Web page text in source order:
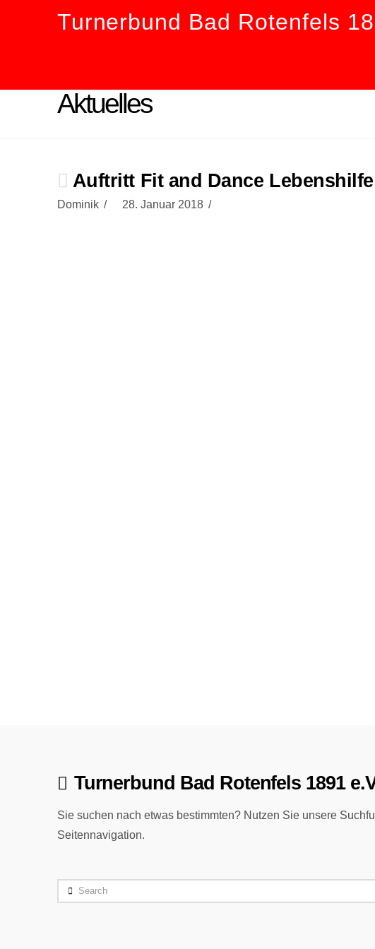
Turnerbund Bad Rotenfels
Aktuelles
Auftritt Fit and Dance Lebenshilfe
Dominik 28. Januar 2018
Turnerbund Bad Rotenfels 1891
Sie suchen nach etwas bestimmten? Nutzen Sie unsere
Seitennavigation.
Search